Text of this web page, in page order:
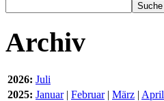
Archiv
2026: Juli
2025: Januar| Februar| März | April